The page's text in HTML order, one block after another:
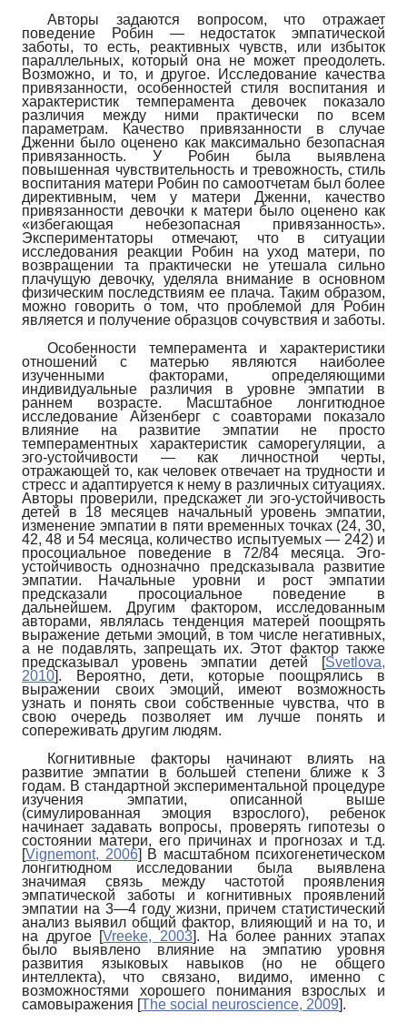
Авторы задаются вопросом, что отражает
поведение Робин — недостаток эмпатической
заботы, то есть, реактивных чувств, или избыток
параллельных, который она не может преодолеть.
Возможно, и то, и другое. Исследование качества
привязанности, особенностей стиля воспитания и
характеристик темперамента девочек показало
различия между ними практически по всем
параметрам. Качество привязанности в случае
Дженни было оценено как максимально безопасная
привязанность. У Робин была выявлена
повышенная чувствительность и тревожность, стиль
воспитания матери Робин по самоотчетам был более
директивным, чем у матери Дженни, качество
привязанности девочки к матери было оценено как
«избегающая небезопасная привязанность».
Экспериментаторы отмечают, что в ситуации
исследования реакции Ро­бин на уход матери, по
возвращении та практически не утешала сильно
плачущую девочку, уделяла внимание в основном
физическим последствиям ее плача. Таким образом,
можно говорить о том, что проблемой для Робин
является и получение образцов сочувствия и заботы.
Особенности темперамента и характеристики
отношений с матерью являются наиболее
изученными факторами, определяющими
индивидуальные различия в уровне эмпатии в
раннем возрасте. Масштабное лонгитюдное
исследование Айзенберг с соавторами показало
влияние на развитие эмпатии не просто
темпераментных характеристик саморегуляции, а
эго-устойчивости — как личностной черты,
отражающей то, как человек отвечает на трудности и
стресс и адаптируется к нему в различных ситуациях.
Авторы проверили, предскажет ли эго-устойчивость
детей в 18 месяцев начальный уровень эмпатии,
изменение эмпатии в пяти временных точках (24, 30,
42, 48 и 54 месяца, количество испытуемых — 242) и
просоциальное поведение в 72/84 месяца. Эго-
устойчивость однозначно предсказывала развитие
эмпатии. Начальные уровни и рост эмпатии
предсказали просоциальное поведение в
дальнейшем. Другим фактором, исследованным
авторами, являлась тенденция матерей поощрять
выражение детьми эмоций, в том числе негативных,
а не подавлять, запрещать их. Этот фактор также
предсказывал уровень эмпатии детей
[Svetlova,
2010]. Вероятно, дети, которые поощрялись в
выражении своих эмоций, имеют возможность
узнать и понять свои собственные чувства, что в
свою очередь позволяет им лучше понять и
сопереживать другим людям.
Когнитивные факторы начинают влиять на
развитие эмпатии в большей степени ближе к 3
годам. В стандартной экспериментальной процедуре
изучения эмпатии, описанной выше
(симулированная эмоция взрослого), ребенок
начинает задавать вопросы, проверять гипотезы о
состоянии матери, его причинах и прогнозах и т.д.
[Vignemont, 2006] В масштабном психогенетическом
лонгитюдном исследовании была выявлена
значимая связь между частотой проявления
эмпатической заботы и когнитивных проявлений
эмпатии на 3—4 году жизни, причем статистический
анализ выявил общий фактор, влияющий и на то, и
на другое [Vreeke, 2003]. На более ранних этапах
было выявлено влияние на эмпатию уровня
развития языковых навыков (но не общего
интеллекта), что связано, видимо, именно с
возможностями хорошего понимания взрослых и
самовыражения [The social neuroscience, 2009].